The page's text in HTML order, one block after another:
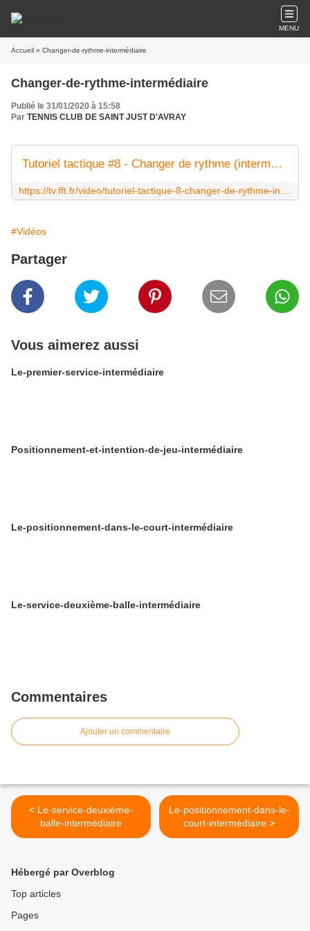
MENU
Accueil » Changer-de-rythme-intermédiaire
Changer-de-rythme-intermédiaire
Publié le 31/01/2020 à 15:58
Par TENNIS CLUB DE SAINT JUST D'AVRAY
Tutoriel tactique #8 - Changer de rythme (intermédiaire)
#Vidéos
Partager
Vous aimerez aussi
Le-premier-service-intermédiaire
Positionnement-et-intention-de-jeu-intermédiaire
Le-positionnement-dans-le-court-intermédiaire
Le-service-deuxième-balle-intermédiaire
Commentaires
Ajouter un commentaire
< Le-service-deuxième-
balle-intermédiaire
Le-positionnement-dans-le-
court-intermédiaire >
Hébergé par Overblog
Top articles
Pages